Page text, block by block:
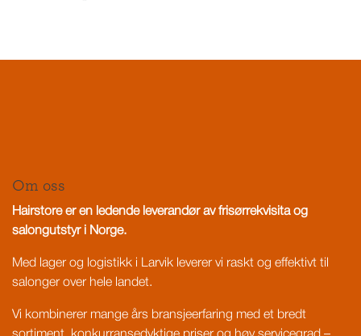
Om oss
Hairstore er en ledende leverandør av frisørrekvisita og
salongutstyr i Norge.
Med lager og logistikk i Larvik leverer vi raskt og effektivt til
salonger over hele landet.
Vi kombinerer mange års bransjeerfaring med et bredt